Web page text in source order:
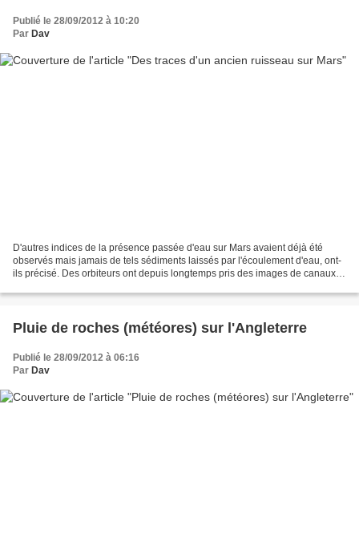
Publié le 28/09/2012 à 10:20
Par Dav
D'autres indices de la présence passée d'eau sur Mars avaient déjà été
observés mais jamais de tels sédiments laissés par l'écoulement d'eau, ont-
ils précisé. Des orbiteurs ont depuis longtemps pris des images de canaux à
Pluie de roches (météores) sur l'Angleterre
Publié le 28/09/2012 à 06:16
Par Dav